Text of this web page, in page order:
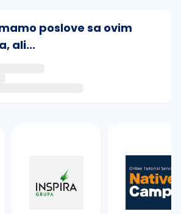
poslove sa ovim
ali...
greške (koristite č, ć, š, đ,